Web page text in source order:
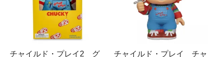
チャイルド・プレイ2 グ
チャイルド・プレイ チャ